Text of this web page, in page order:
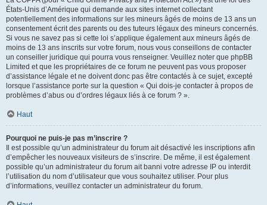
États-Unis d’Amérique qui demande aux sites internet collectant
potentiellement des informations sur les mineurs âgés de moins de 13 ans un
consentement écrit des parents ou des tuteurs légaux des mineurs concernés.
Si vous ne savez pas si cette loi s’applique également aux mineurs âgés de
moins de 13 ans inscrits sur votre forum, nous vous conseillons de contacter
un conseiller juridique qui pourra vous renseigner. Veuillez noter que phpBB
Limited et que les propriétaires de ce forum ne peuvent pas vous proposer
d’assistance légale et ne doivent donc pas être contactés à ce sujet, excepté
lorsque l’assistance porte sur la question « Qui dois-je contacter à propos de
problèmes d’abus ou d’ordres légaux liés à ce forum ? ».
Haut
Pourquoi ne puis-je pas m’inscrire ?
Il est possible qu’un administrateur du forum ait désactivé les inscriptions afin
d’empêcher les nouveaux visiteurs de s’inscrire. De même, il est également
possible qu’un administrateur du forum ait banni votre adresse IP ou interdit
l’utilisation du nom d’utilisateur que vous souhaitez utiliser. Pour plus
d’informations, veuillez contacter un administrateur du forum.